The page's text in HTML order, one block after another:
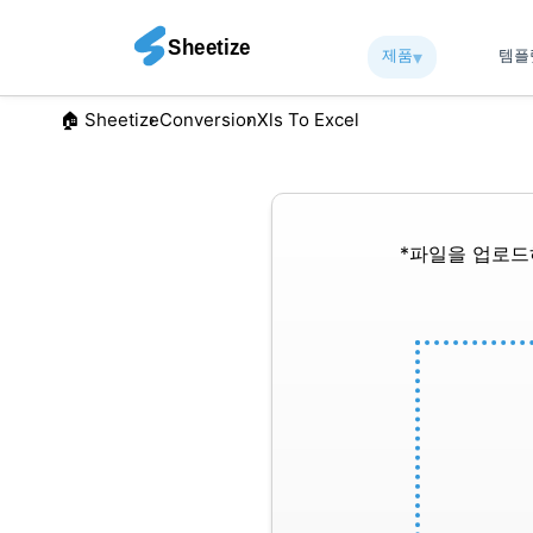
제품▾︎ 템
🏠︎ SheetizeConversionXls To Excel
*파일을 업로